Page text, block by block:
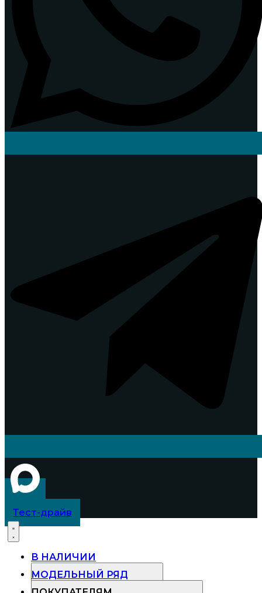
Тест-драйв
В НАЛИЧИИ
МОДЕЛЬНЫЙ РЯД